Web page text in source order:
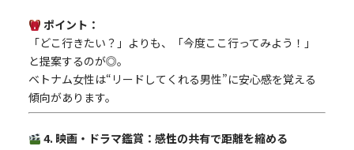
ポイント：
「どこ行きたい？」よりも、「今度ここ行ってみよう！」
と提案するのが◎。
ベトナム女性は“リードしてくれる男性”に安心感を覚える
傾向があります。
4. 映画・ドラマ鑑賞：感性の共有で距離を縮める